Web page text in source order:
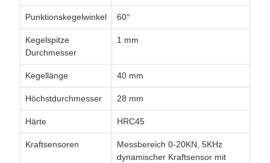
Punktionskegelwinkel 60°
Kegelspitze
Durchmesser
1 mm
Kegellänge 40 mm
Höchstdurchmesser 28 mm
Härte HRC45
Kraftsensoren
Messbereich 0-20KN, 5KHz
dynamischer Kraftsensor mit